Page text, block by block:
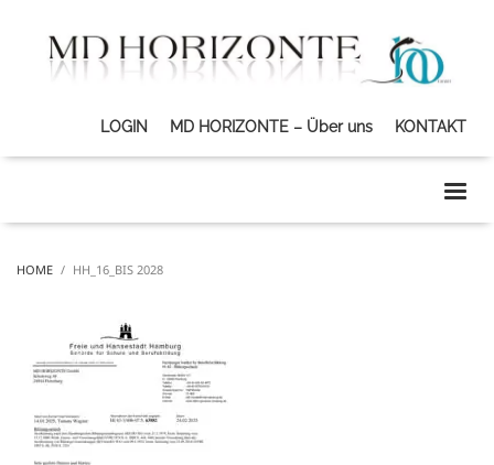
LOGIN MD HORIZONTE – Über uns KONTAKT
HOME HH_16_BIS 2028